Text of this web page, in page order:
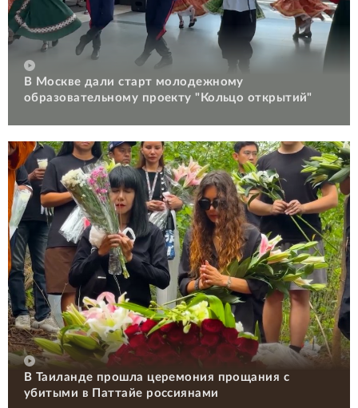
В Москве дали старт молодежному
образовательному проекту "Кольцо открытий"
В Таиланде прошла церемония прощания с
убитыми в Паттайе россиянами